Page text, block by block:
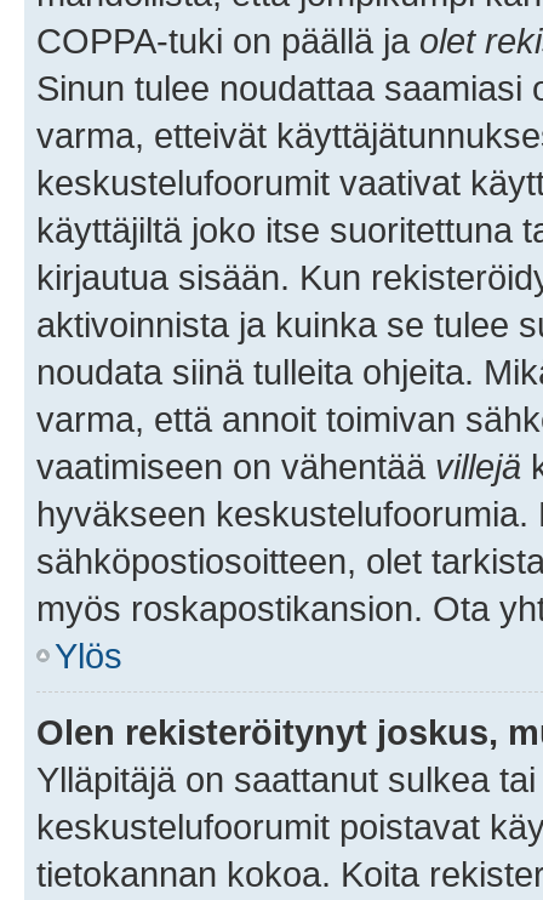
COPPA-tuki on päällä ja olet
Sinun tulee noudattaa saamiasi
varma, etteivät
keskustelufoorumit vaativat
käyttäjiltä joko itse suoritettuna
kirjautua sisään. Kun
aktivoinnista ja kuinka se tulee
noudata siinä tulleita ohjeita.
varma, että annoit toimivan
vaatimiseen on vähentää villejä
hyväkseen
sähköpostiosoitteen, olet
myös roskapostikansion. Ota
Ylös
Olen rekisteröitynyt joskus,
Ylläpitäjä on saattanut sulkea
keskustelufoorumit poistavat
tietokannan kokoa. Koita